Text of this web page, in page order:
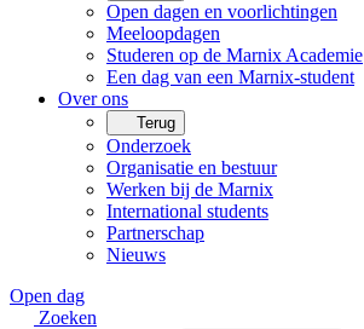
Open dagen en voorlichtingen
Meeloopdagen
Studeren op de Marnix Academie
Een dag van een Marnix-student
Over ons
Terug
Onderzoek
Organisatie en bestuur
Werken bij de Marnix
International students
Partnerschap
Nieuws
Open dag
Zoeken